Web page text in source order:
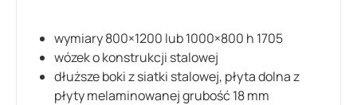
wymiary 800×1200 lub 1000×800 h 1705
wózek o konstrukcji stalowej
dłuższe boki z siatki stalowej, płyta dolna z
płyty melaminowanej grubość 18 mm